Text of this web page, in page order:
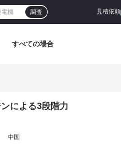
見積依頼
調査
すべての場合
による3段階力
中国